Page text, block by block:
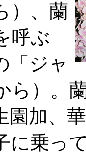
）、蘭
呼ぶ
「ジャ
ら）。
園加、
に乗っ